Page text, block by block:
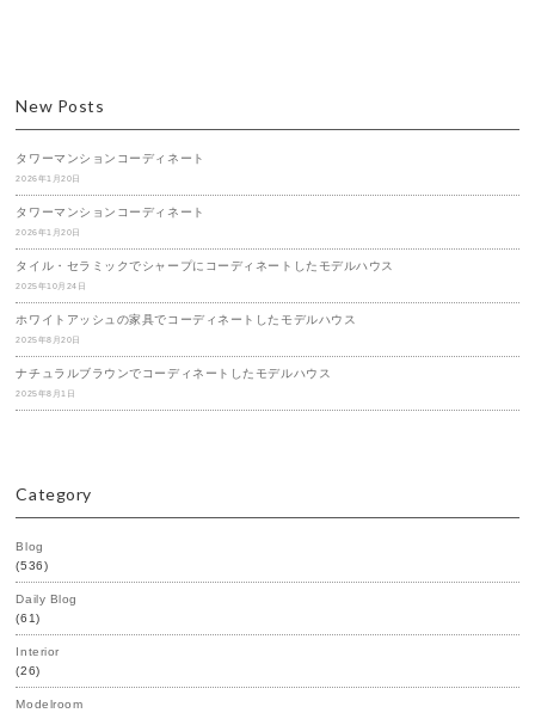
New Posts
タワーマンションコーディネート
2026年1月20日
タワーマンションコーディネート
2026年1月20日
タイル・セラミックでシャープにコーディネートしたモデルハウス
2025年10月24日
ホワイトアッシュの家具でコーディネートしたモデルハウス
2025年8月20日
ナチュラルブラウンでコーディネートしたモデルハウス
2025年8月1日
Category
Blog
(536)
Daily Blog
(61)
Interior
(26)
Modelroom